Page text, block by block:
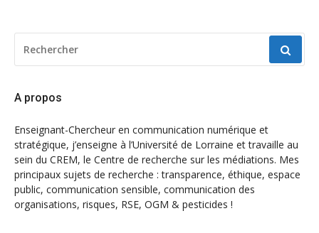
POUR
:
A propos
Enseignant-Chercheur en communication numérique et
stratégique, j’enseigne à l’Université de Lorraine et travaille au
sein du CREM, le Centre de recherche sur les médiations. Mes
principaux sujets de recherche : transparence, éthique, espace
public, communication sensible, communication des
organisations, risques, RSE, OGM & pesticides !